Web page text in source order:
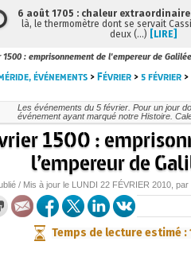
: emprisonnement de l'empereur de Galilée
événements >Février > 5 février
Les événements du 5 février. Pour un jour
événement ayant marqué notre Histoire.
1500 :
l’empereur de
/ Mis à jour le LUNDI 22 FÉVRIER 2010, par
Temps de lecture estimé :
6 août 1705 : chaleur
là, le thermomètre dont se servait
deux (…) [LIRE]